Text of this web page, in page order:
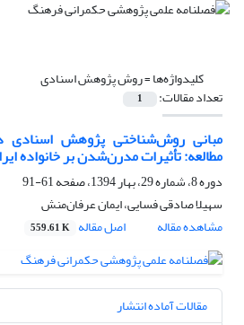
کلیدواژه‌ها =روش پژوهش اسنادی
تعداد مقالات: 1
مبانی روش‌شناختی پژوهش اسنادی
مطالعه: تأثیرات مدرن‌شدن بر خانواده
دوره 8، شماره 29، بهار 1394، صفحه
61-91
سهیلا صادقی فسایی، ایمان عرفان‌منش
مشاهده مقاله
اصل مقاله 559.61 K
مقالات آماده انتشار